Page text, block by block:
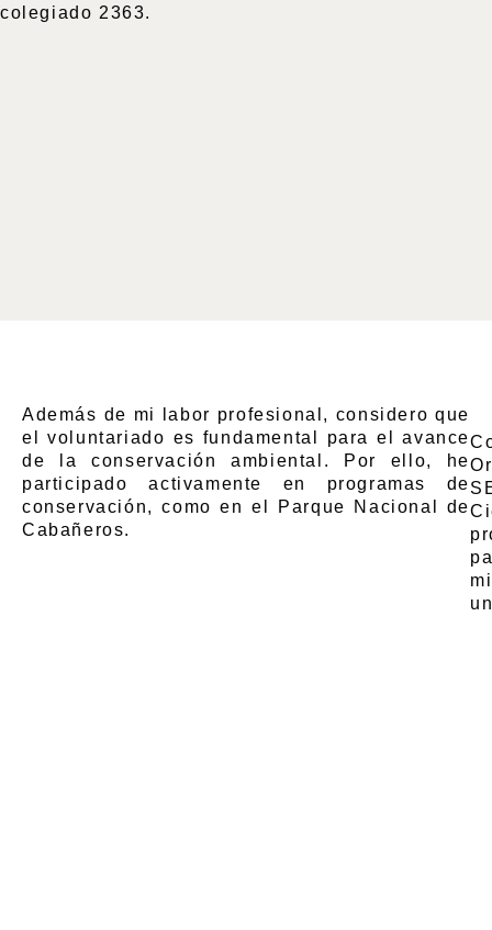
colegiado 2363.
Además de mi labor profesional, considero que
el voluntariado es fundamental para el avance
de la conservación ambiental. Por ello, he
participado activamente en programas de
conservación, como en el Parque Nacional de
Cabañeros.